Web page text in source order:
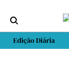
Edição Diária